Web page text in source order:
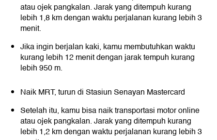
atau ojek pangkalan. Jarak yang ditempuh kurang
lebih 1,8 km dengan waktu perjalanan kurang lebih 3
menit.
Jika ingin berjalan kaki, kamu membutuhkan waktu
kurang lebih 12 menit dengan jarak tempuh kurang
lebih 950 m.
Naik MRT, turun di Stasiun Senayan Mastercard
Setelah itu, kamu bisa naik transportasi motor online
atau ojek pangkalan. Jarak yang ditempuh kurang
lebih 1,2 km dengan waktu perjalanan kurang lebih 3